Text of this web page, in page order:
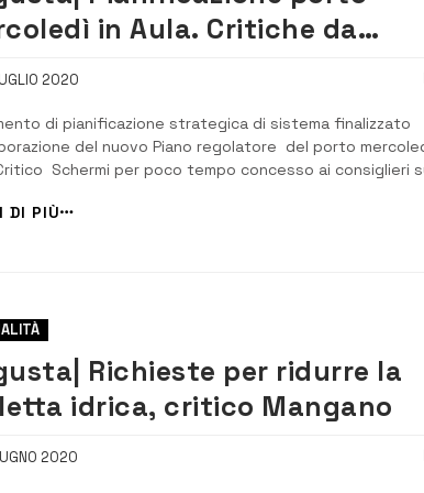
in Aula. Critiche da
al Comune
2020
di pianificazione strategica di sistema finalizzato
del nuovo Piano regolatore del porto
Schermi per poco tempo concesso ai consiglieri
al Faro Santa Croce. [/] Il piano regolatore portuale
l’est...
DI PIÙ
Richieste per ridurre la
idrica, critico Mangano
2020